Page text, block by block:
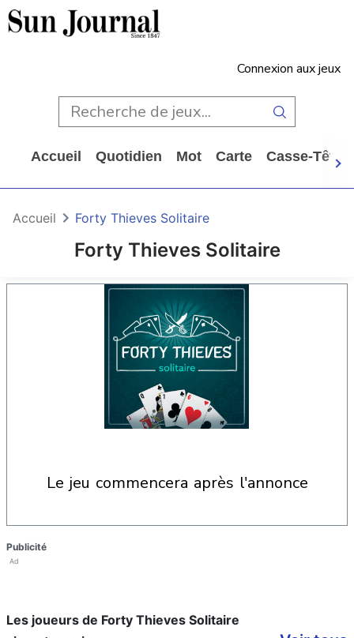
Connexion aux jeux
Accueil Quotidien Mot Carte Casse-Tête
Forty Thieves Solitaire
Accueil Forty Thieves Solitaire
le jeu commencera après l'annonce
Publicité
Ad
Les joueurs de Forty Thieves Solitaire